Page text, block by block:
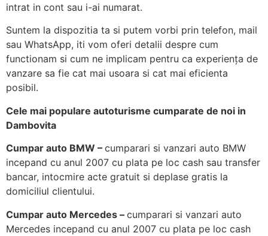
intrat in cont sau i-ai numarat.
Suntem la dispozitia ta si putem vorbi prin telefon, mail
sau WhatsApp, iti vom oferi detalii despre cum
functionam si cum ne implicam pentru ca experiența de
vanzare sa fie cat mai usoara si cat mai eficienta
posibil.
Cele mai populare autoturisme cumparate de noi in
Dambovita
Cumpar auto BMW – cumparari si vanzari auto BMW
incepand cu anul 2007 cu plata pe loc cash sau transfer
bancar, intocmire acte gratuit si deplase gratis la
domiciliul clientului.
Cumpar auto Mercedes – cumparari si vanzari auto
Mercedes incepand cu anul 2007 cu plata pe loc cash